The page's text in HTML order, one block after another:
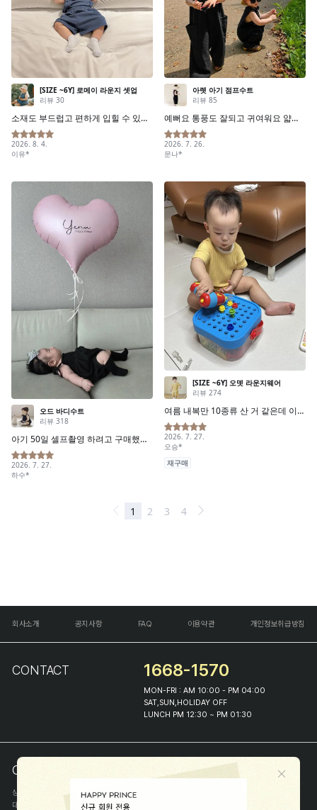
회사소개 공지사항 FAQ 이용약관 개인정보취급방침
CONTACT 1668-1570
MON-FRI : AM 10:00 - PM 04:00
SAT,SUN,HOLIDAY OFF
LUNCH PM 12:30 ~ PM 01:30
COMPANY INFO
상호
(주)해피프린스
대표
이화진